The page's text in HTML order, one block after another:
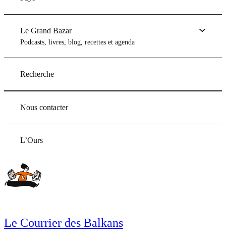
Le Grand Bazar
Podcasts, livres, blog, recettes et agenda
Recherche
Nous contacter
L’Ours
Le Courrier des Balkans